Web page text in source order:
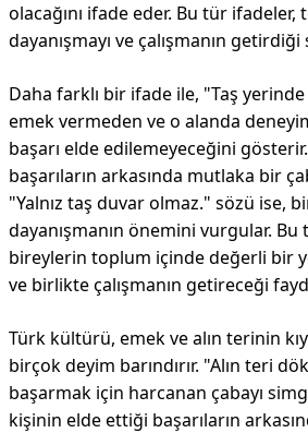
olacağını ifade eder. Bu tür
dayanışmayı ve çalışmanın
Daha farklı bir ifade ile, "Taş yerinde
emek vermeden ve o alanda
başarı elde edilemeyeceğini
başarıların arkasında mutlaka bir
"Yalnız taş duvar olmaz." sözü ise,
dayanışmanın önemini vurgular.
bireylerin toplum içinde değerli bir
ve birlikte çalışmanın getireceği
Türk kültürü, emek ve alın terinin
birçok deyim barındırır. "Alın teri
başarmak için harcanan çabayı
kişinin elde ettiği başarıların